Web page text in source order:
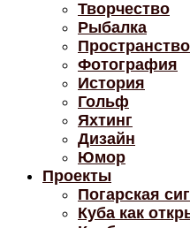
Творчество
Рыбалка
Пространство
Фотография
История
Гольф
Яхтинг
Дизайн
Юмор
Проекты
Погарская
Куба как